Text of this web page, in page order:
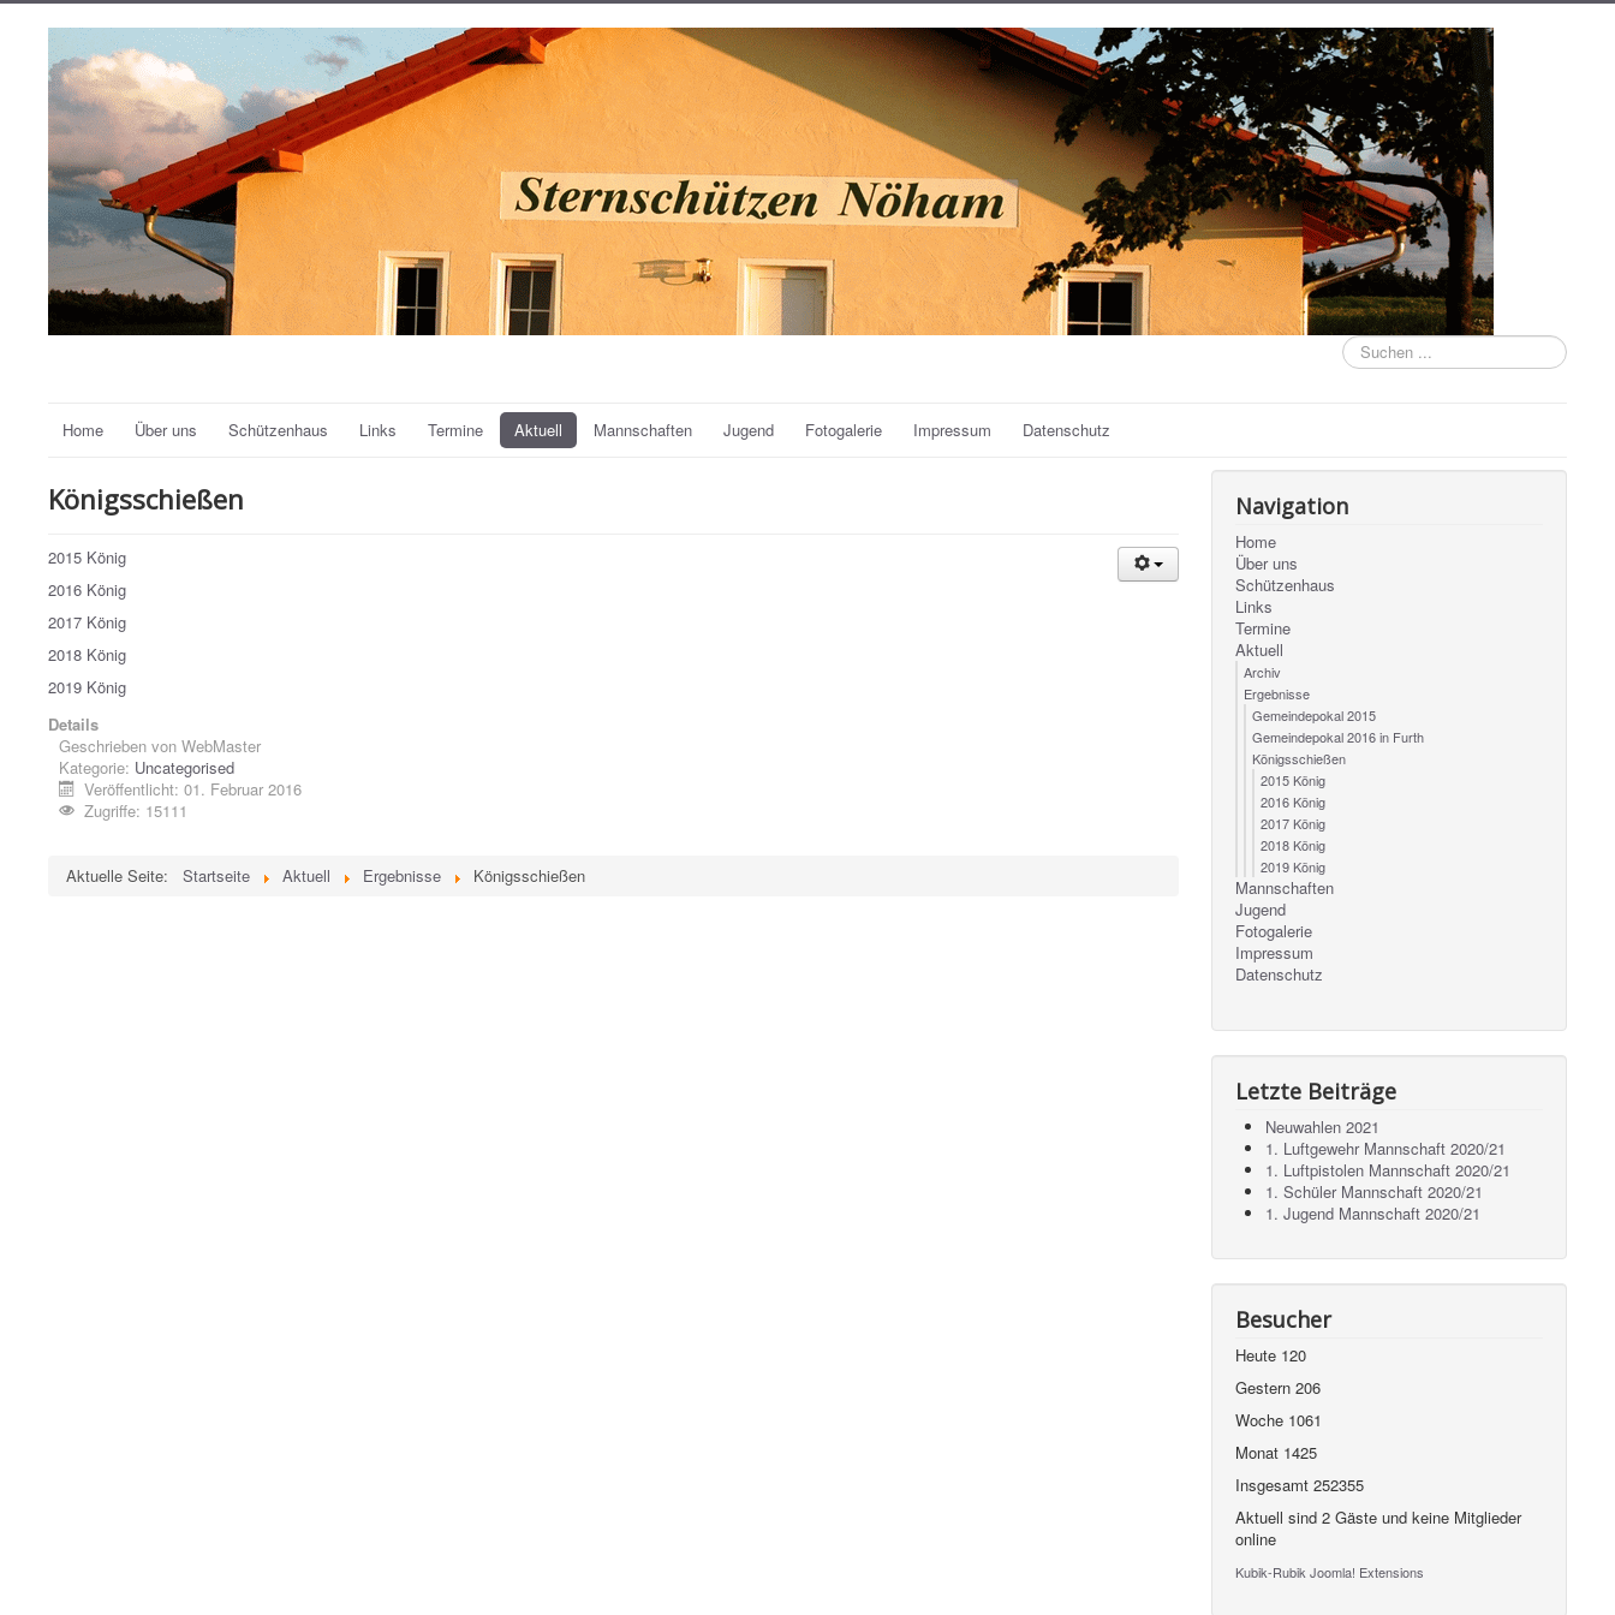
Suchen
...
Home Über uns Schützenhaus Links Termine Aktuell Mannschaften Jugend Fotogalerie Impressum Datenschutz
Königsschießen
2015 König
2016 König
2017 König
2018 König
2019 König
Details
Geschrieben von WebMaster
Kategorie: Uncategorised
Veröffentlicht: 01. Februar 2016
Zugriffe: 15111
Aktuelle Seite: Startseite Aktuell Ergebnisse Königsschießen
Navigation
Home
Über uns
Schützenhaus
Links
Termine
Aktuell
Archiv
Ergebnisse
Gemeindepokal 2015
Gemeindepokal 2016 in Furth
Königsschießen
2015 König
2016 König
2017 König
2018 König
2019 König
Mannschaften
Jugend
Fotogalerie
Impressum
Datenschutz
Letzte Beiträge
Neuwahlen 2021
1. Luftgewehr Mannschaft 2020/21
1. Luftpistolen Mannschaft 2020/21
1. Schüler Mannschaft 2020/21
1. Jugend Mannschaft 2020/21
Besucher
Heute 120
Gestern206
Woche 1061
Monat 1425
Insgesamt252355
Aktuell sind 2 Gäste und keine Mitglieder
online
Kubik-Rubik Joomla! Extensions